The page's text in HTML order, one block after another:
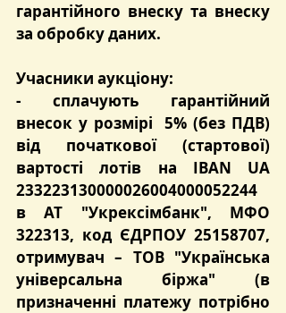
гарантійного внеску та внеску
за обробку даних.
Учасники аукціону:
- сплачують гарантійний
внесок у розмірі 5% (без ПДВ)
від початкової (стартової)
вартості лотів на
233223130000026004000052244
в АТ "Укрексімбанк"
322313, код ЄДРПОУ 25158707,
отримувач – ТОВ "Українська
універсальна біржа" (в
призначенні платежу потрібно